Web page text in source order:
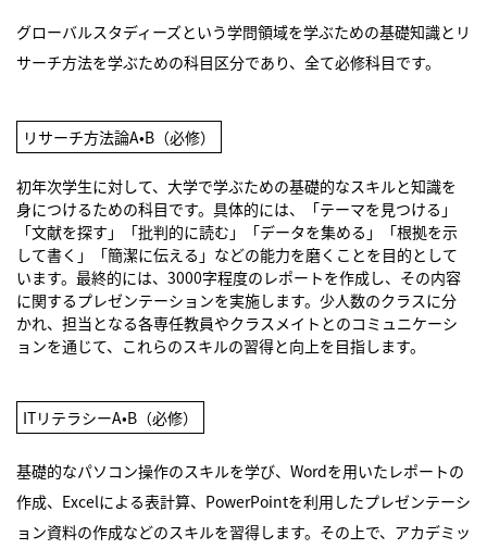
グローバルスタディーズという学問領域を学ぶための基礎知識とリ
サーチ方法を学ぶための科目区分であり、全て必修科目です。
リサーチ方法論A•B（必修）
初年次学生に対して、大学で学ぶための基礎的なスキルと知識を
身につけるための科目です。具体的には、「テーマを見つける」
「文献を探す」「批判的に読む」「データを集める」「根拠を示
して書く」「簡潔に伝える」などの能力を磨くことを目的として
います。最終的には、3000字程度のレポートを作成し、その内容
に関するプレゼンテーションを実施します。少人数のクラスに分
かれ、担当となる各専任教員やクラスメイトとのコミュニケーシ
ョンを通じて、これらのスキルの習得と向上を目指します。
ITリテラシーA•B（必修）
基礎的なパソコン操作のスキルを学び、Wordを用いたレポートの
作成、Excelによる表計算、PowerPointを利用したプレゼンテーシ
ョン資料の作成などのスキルを習得します。その上で、アカデミッ